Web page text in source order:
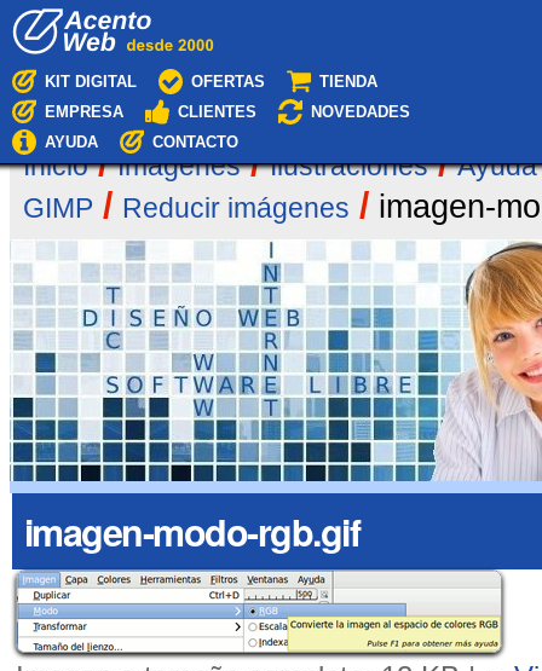
KIT DIGITAL OFERTAS
TIENDA
EMPRESA
CLIENTES
NOVEDADES
AYUDA
CONTACTO
Inicio /Imágenes /Ilustraciones /Ayuda
GIMP / Reducir imágenes / imagen-
imagen-modo-rgb.gif